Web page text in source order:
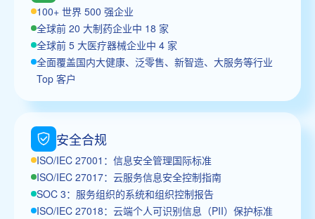
100+ 世界 500 强企业
全球前 20 大制药企业中 18 家
全球前 5 大医疗器械企业中 4 家
全面覆盖国内大健康、泛零售、新智造、大服务等行业
Top 客户
安全合规
ISO/IEC 27001：信息安全管理国际标准
ISO/IEC 27017：云服务信息安全控制指南
SOC 3：服务组织的系统和组织控制报告
ISO/IEC 27018：云端个人可识别信息（PII）保护标准